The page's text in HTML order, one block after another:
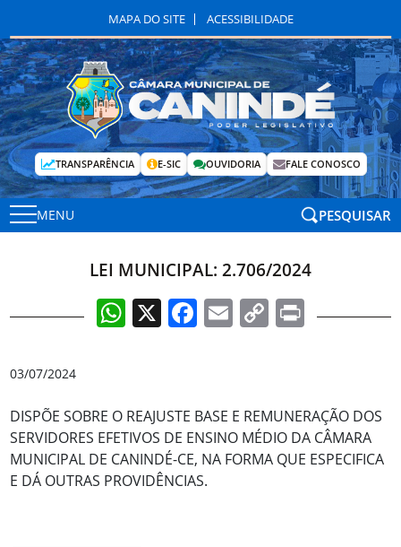
MAPA DO SITE ACESSIBILIDADE
TRANSPARÊNCIA E-SIC OUVIDORIA FALE CONOSCO
MENU PESQUISAR
LEI MUNICIPAL: 2.706/2024
WhatsApp
X Facebook
EmailCopyPrint
03/07/2024
DISPÕE SOBRE O REAJUSTE BASE E REMUNERAÇÃO DOS
SERVIDORES EFETIVOS DE ENSINO MÉDIO DA CÂMARA
MUNICIPAL DE CANINDÉ-CE, NA FORMA QUE ESPECIFICA
E DÁ OUTRAS PROVIDÊNCIAS.